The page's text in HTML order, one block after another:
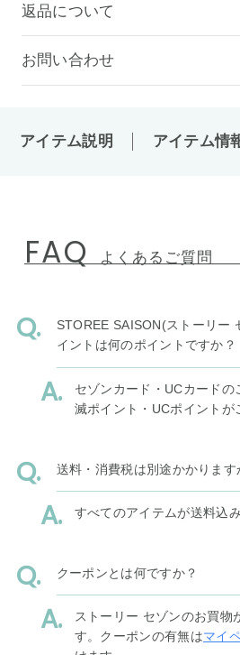
返品について
お問い合わせ
アイテム説明 アイテム情
FAQ よくあるご質問
STOREE SAISON(ストーリー
イントは何のポイントですか？
セゾンカード・UCカードの
滅ポイント・UCポイントが
送料・消費税は別途かかります
すべてのアイテムが送料込
クーポンとは何ですか？
ストーリー セゾンのお買物
す。クーポンの有無はマイ